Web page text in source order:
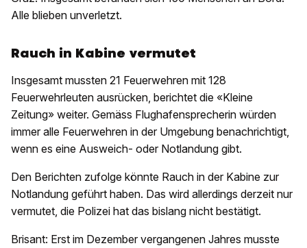
Alle blieben unverletzt.
Rauch in Kabine vermutet
Insgesamt mussten 21 Feuerwehren mit 128
Feuerwehrleuten ausrücken, berichtet die «Kleine
Zeitung» weiter. Gemäss Flughafensprecherin würden
immer alle Feuerwehren in der Umgebung benachrichtigt,
wenn es eine Ausweich- oder Notlandung gibt.
Den Berichten zufolge könnte Rauch in der Kabine zur
Notlandung geführt haben. Das wird allerdings derzeit nur
vermutet, die Polizei hat das bislang nicht bestätigt.
Brisant: Erst im Dezember vergangenen Jahres musste